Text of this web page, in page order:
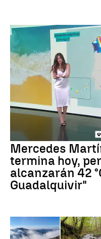
Mercedes
termina hoy,
alcanzarán 42
Guadalquivir"